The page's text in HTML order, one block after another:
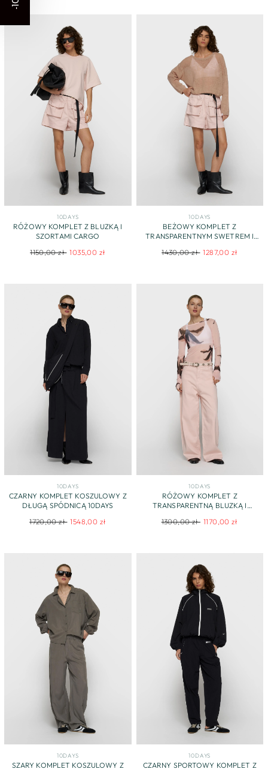
10DAYS
RÓŻOWY KOMPLET Z BLUZKĄ I
SZORTAMI CARGO
Regular
1150,00 zł Sale
1035,00 zł
10DAYS
BEŻOWY KOMPLET Z
TRANSPARENTNYM SWETREM I
Regular
1430,00 zł Sale
1287,00 zł
10DAYS
CZARNY KOMPLET KOSZULOWY Z
DŁUGĄ SPÓDNICĄ 10DAYS
Regular
1720,00 zł Sale
1548,00 zł
10DAYS
RÓŻOWY KOMPLET Z
TRANSPARENTNĄ BLUZKĄ I
Regular
1300,00 zł Sale
1170,00 zł
10DAYS
SZARY KOMPLET KOSZULOWY Z
10DAYS
CZARNY SPORTOWY KOMPLET Z